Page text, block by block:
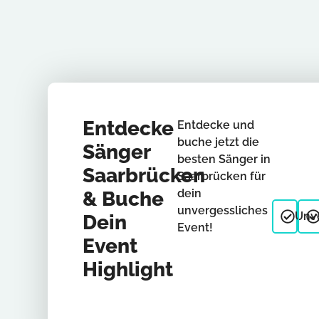
Entdecke
Sänger
Saarbrücken
& Buche
Dein
Event
Highlight
Entdecke und
buche jetzt die
besten Sänger in
Saarbrücken für
dein
unvergessliches
Event!